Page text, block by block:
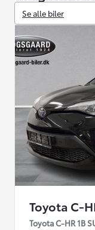
Se alle biler
Toyota C-
Toyota C-HR 1B